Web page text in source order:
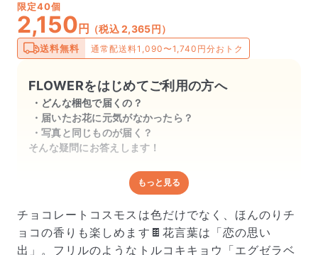
限定40個
2,150 円 （税込 2,365円）
送料無料 通常配送料1,090〜1,740円分おトク
FLOWERをはじめてご利用の方へ
どんな梱包で届くの？
届いたお花に元気がなかったら？
写真と同じものが届く？
そんな疑問にお答えします！
どんな梱包で届くの？
出荷前に水揚げ（花が水を吸いやすくなる処理）を施
し、専用ボックスに丁寧に梱包してお届けしています。
きゅっとまとめられて一見窮屈そうに見えますが、輸送
もっと見る
チョコレートコスモスは色だけでなく、ほんのりチ
ョコの香りも楽しめます🍫花言葉は「恋の思い
出」。フリルのようなトルコキキョウ「エグゼラベ